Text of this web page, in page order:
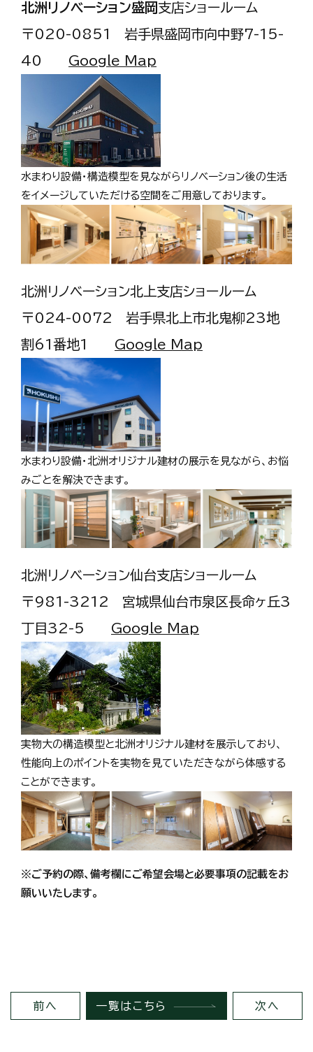
北洲リノベーション盛岡 支店ショールーム
〒020-0851 岩手県盛岡市向中野7-15-
40 Google Map
水まわり設備・構造模型を見ながらリノベーション後の生活
をイメージしていただける空間をご用意しております。
北洲リノベーション北上支店ショールーム
〒024-0072 岩手県北上市北鬼柳23地
割61番地1 Google Map
水まわり設備・北洲オリジナル建材の展示を見ながら、お悩
みごとを解決できます。
北洲リノベーション仙台支店ショールーム
〒981-3212 宮城県仙台市泉区長命ヶ丘3
丁目32-5 Google Map
実物大の構造模型と北洲オリジナル建材を展示しており、
性能向上のポイントを実物を見ていただきながら体感する
ことができます。
※ご予約の際、備考欄にご希望会場と必要事項の記載をお
願いいたします。
前へ 一覧はこちら 次へ